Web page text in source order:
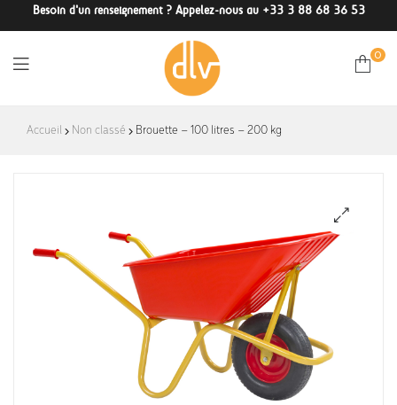
Besoin d'un renseignement ? Appelez-nous au +33 3 88 68 36 53
DLV-
0
Accueil Non classé Brouette – 100 litres – 200 kg